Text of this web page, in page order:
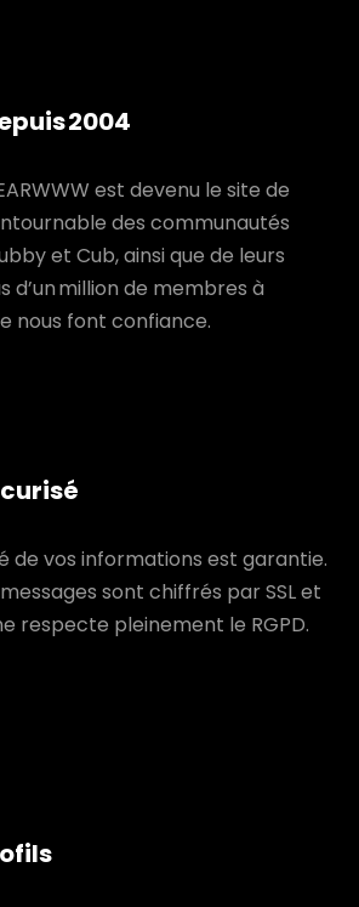
2004
est devenu le site de
des communautés
et Cub, ainsi que de leurs
d’un million de membres à
nous font confiance.
de vos informations est garantie.
sont chiffrés par SSL et
respecte pleinement le RGPD.